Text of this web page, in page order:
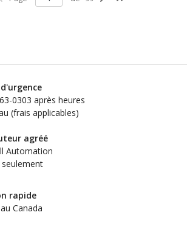
0303 après heures
(frais applicables)
agréé
Automation
rapide
Canada